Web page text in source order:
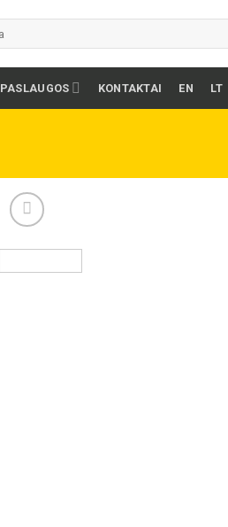
PASLAUGOS KONTAKTAI EN LT